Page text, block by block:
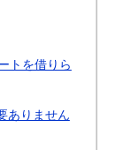
トを借りら
ありません